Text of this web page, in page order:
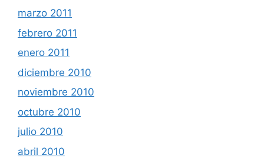
marzo 2011
febrero 2011
enero 2011
diciembre 2010
noviembre 2010
octubre 2010
julio 2010
abril 2010